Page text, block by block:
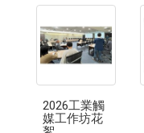
2026工業觸
媒工作坊花